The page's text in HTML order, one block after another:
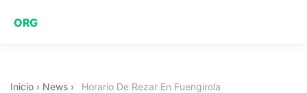
ORG
Inicio › News › Horario De Rezar En Fuengirola